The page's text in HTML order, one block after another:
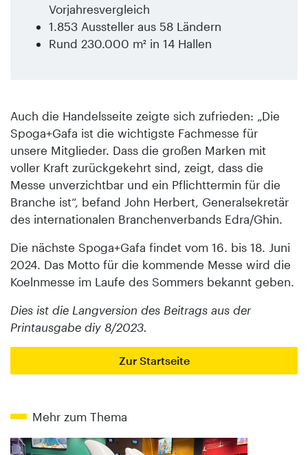
Vorjahresvergleich
1.853 Aussteller aus 58 Ländern
Rund 230.000 m² in 14 Hallen
Auch die Handelsseite zeigte sich zufrieden: „Die
Spoga+Gafa ist die wichtigste Fachmesse für
unsere Mitglieder. Dass die großen Marken mit
voller Kraft zurückgekehrt sind, zeigt, dass die
Messe unverzichtbar und ein Pflichttermin für die
Branche ist“, befand John Herbert, Generalsekretär
des internationalen Branchenverbands Edra/Ghin.
Die nächste Spoga+Gafa findet vom 16. bis 18. Juni
2024. Das Motto für die kommende Messe wird die
Koelnmesse im Laufe des Sommers bekannt geben.
Dies ist die Langversion des Beitrags aus der
Printausgabe diy 8/2023.
Zur Startseite
Mehr zum Thema